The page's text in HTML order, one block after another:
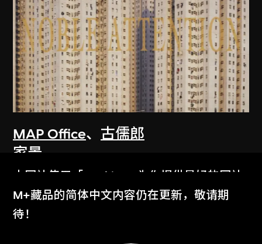
MAP Office、 古儒郎
家景
2006
本网站使用「Cookies」为你提供最好的网站
体验。
了解更多
M+藏品的简体中文内容仍在更新，敬请期
待！